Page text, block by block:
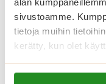
alan
sivustoamme.
tietoja muihin
kerätty, kun olet
Lue lisää evästeistä:
Koti
Saga